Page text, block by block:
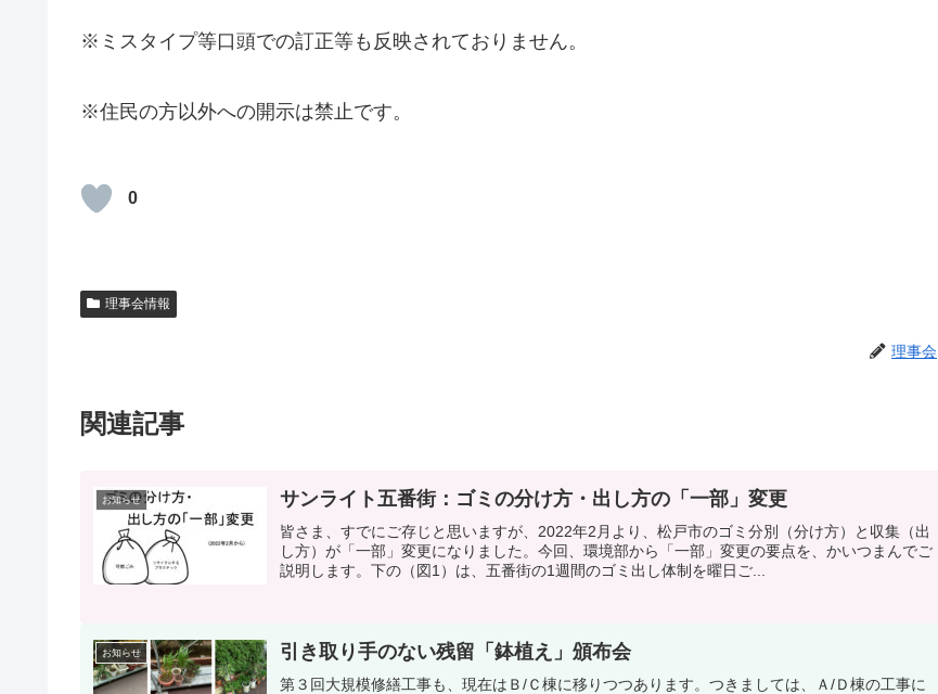
※ミスタイプ等口頭での訂正等も反映されておりません。
※住民の方以外への開示は禁止です。
0
理事会情報
理事会
関連記事
お知らせ サンライト五番街：ゴミの分け方・出し方の「一部」変更
皆さま、すでにご存じと思いますが、2022年2月より、松戸市のゴミ分別（分け方）と収集（出
し方）が「一部」変更になりました。今回、環境部から「一部」変更の要点を、かいつまんでご
説明します。下の（図1）は、五番街の1週間のゴミ出し体制を曜日ご...
お知らせ 引き取り手のない残留「鉢植え」頒布会
第３回大規模修繕工事も、現在はＢ/Ｃ棟に移りつつあります。つきましては、Ａ/Ｄ棟の工事に